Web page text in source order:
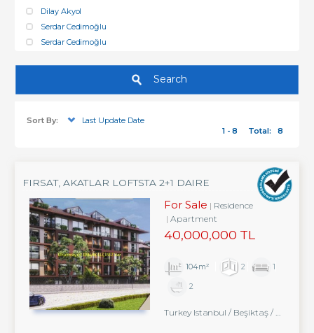
Dilay Akyol
Serdar Cedimoğlu
Serdar Cedimoğlu
Search
Sort By:
Last Update Date
1 - 8
Total: 8
FIRSAT, AKATLAR LOFTSTA 2+1 DAIRE
For Sale
Residence
Apartment
40,000,000 TL
104m² 2
1
2
Turkey Istanbul / Beşiktaş/ Akatlar